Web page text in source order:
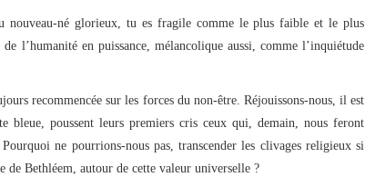
nouveau-né glorieux, tu es fragile comme le plus faible et le plus
l’humanité en puissance, mélancolique aussi, comme l’inquiétude
recommencée sur les forces du non-être. Réjouissons-nous, il est
bleue, poussent leurs premiers cris ceux qui, demain, nous feront
ne pourrions-nous pas, transcender les clivages religieux si
de Bethléem, autour de cette valeur universelle ?